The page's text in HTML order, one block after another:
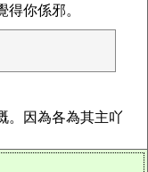
你係邪。
。因為各為其主吖